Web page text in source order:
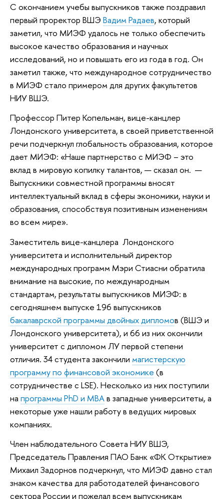
С окончанием учебы выпускников также поздравил
первый проректор ВШЭ Вадим Радаев, который
заметил, что МИЭФ удалось не только обеспечить
высокое качество образования и научных
исследований, но и повышать его из года в год. Он
заметил также, что международное сотрудничество
в МИЭФ стало примером для других факультетов
НИУ ВШЭ.
Профессор Питер Копельман, вице-канцлер
Лондонского университета, в своей приветственной
речи подчеркнул глобальность образования, которое
дает МИЭФ: «Наше партнерство с МИЭФ – это
вклад в мировую копилку талантов, — сказал он. —
Выпускники совместной программы вносят
интеллектуальный вклад в сферы экономики, науки и
образования, способствуя позитивным изменениям
во всем мире».
Заместитель вице-канцлера Лондонского
университета и исполнительный директор
международных программ Мэри Стиасни обратила
внимание на высокие, по международным
стандартам, результаты выпускников МИЭФ: в
сегодняшнем выпуске 196 выпускников
бакалаврской программы двойных дипломов (ВШЭ и
Лондонского университета), и 66 из них окончили
университет с дипломом ЛУ первой степени
отличия. 34 студента закончили магистерскую
программу по финансовой экономике (в
сотрудничестве с LSE). Несколько из них поступили
на программы PhD и MBAв западные университеты, а
некоторые уже нашли работу в ведущих мировых
компаниях.
Член наблюдательного Совета НИУ ВШЭ,
Председатель Правления ПАО Банк «ФК Открытие»
Михаил Задорнов подчеркнул, что МИЭФ давно стал
знаком качества для работодателей финансового
сектора России и пожелал всем выпускникам